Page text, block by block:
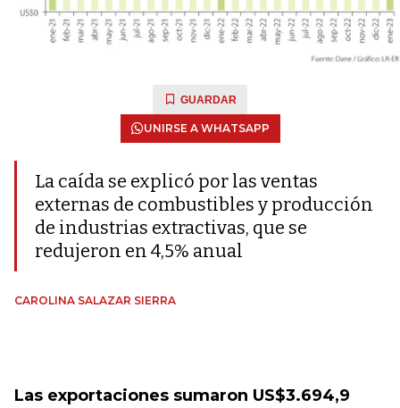
GUARDAR
UNIRSE A WHATSAPP
La caída se explicó por las ventas
externas de combustibles y producción
de industrias extractivas, que se
redujeron en 4,5% anual
CAROLINA SALAZAR SIERRA
Las exportaciones sumaron US$3.694,9